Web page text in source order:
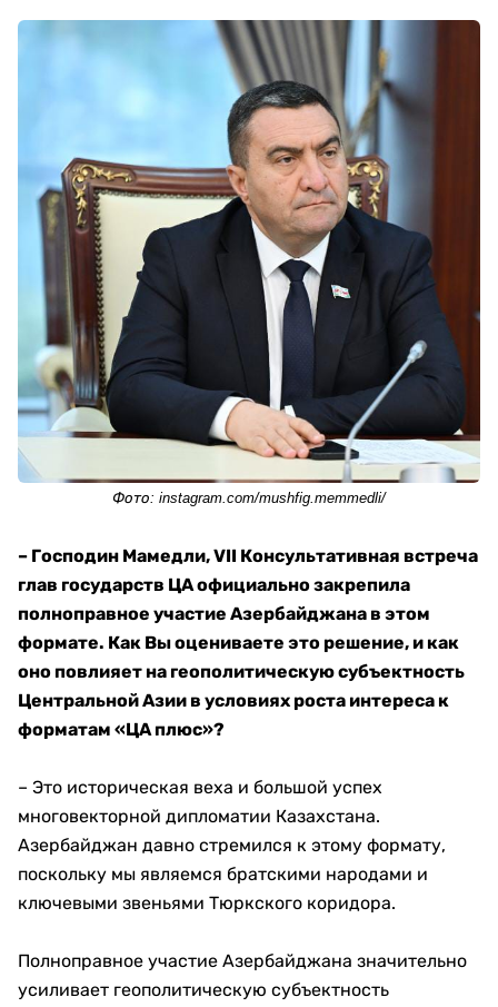
Фото: instagram.com/mushfig.memmedli/
– Господин Мамедли, VII Консультативная встреча
глав государств ЦА официально закрепила
полноправное участие Азербайджана в этом
формате. Как Вы оцениваете это решение, и как
оно повлияет на геополитическую субъектность
Центральной Азии в условиях роста интереса к
форматам «ЦА плюс»?
– Это историческая веха и большой успех
многовекторной дипломатии Казахстана.
Азербайджан давно стремился к этому формату,
поскольку мы являемся братскими народами и
ключевыми звеньями Тюркского коридора.
Полноправное участие Азербайджана значительно
усиливает геополитическую субъектность